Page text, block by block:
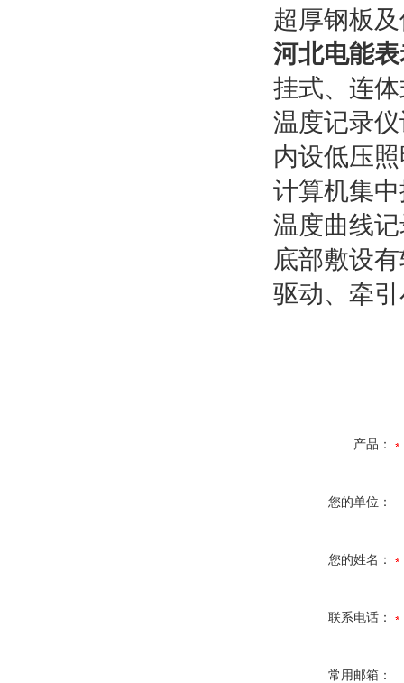
超厚钢板
河北电能
挂式、连
温度记录
内设低压
计算机集
温度曲线
底部敷设
驱动、牵
产品：
您的单位：
您的姓名：
联系电话：
常用邮箱：